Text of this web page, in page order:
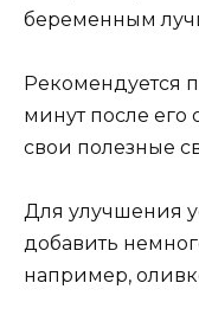
беременным
Рекомендуется
минут после его
свои полезные
Для улучшения
добавить
например,